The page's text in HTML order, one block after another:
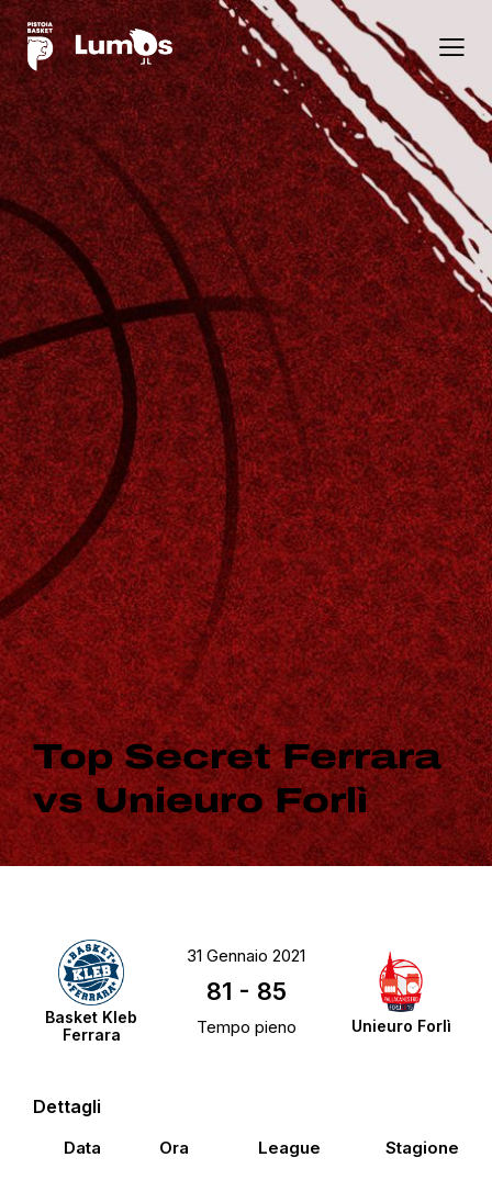
Top Secret Ferrara
vs Unieuro Forlì
Basket Kleb
Ferrara
Unieuro Forlì
31 Gennaio 2021
81 - 85
Tempo pieno
Dettagli
Data Ora League Stagione